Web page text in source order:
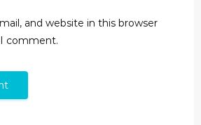
and website in this browser
comment.